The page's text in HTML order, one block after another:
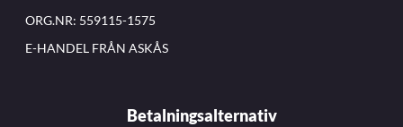
ORG.NR: 559115-1575
E-HANDEL FRÅN ASKÅS
Betalningsalternativ